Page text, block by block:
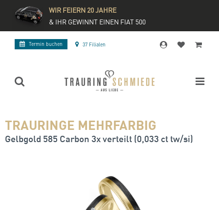
WIR FEIERN 20 JAHRE
& IHR GEWINNT EINEN FIAT 500
Termin buchen 37 Filialen
TRAURINGE MEHRFARBIG
Gelbgold 585 Carbon 3x verteilt (0,033 ct tw/si)